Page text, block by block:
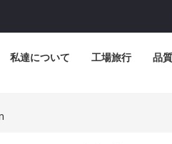
私達について 工場旅行 品